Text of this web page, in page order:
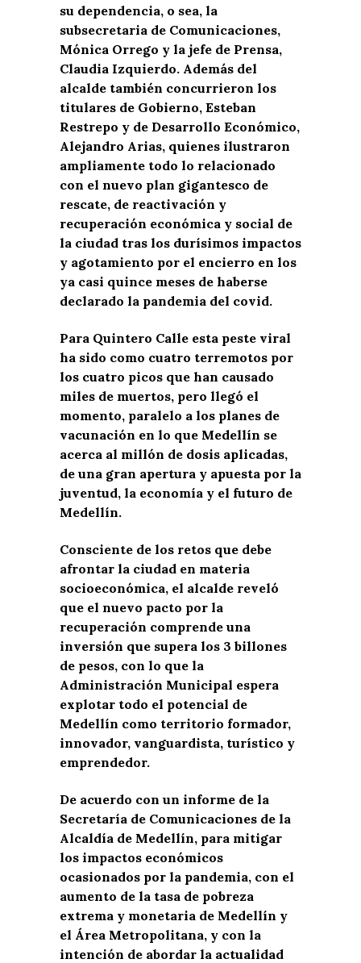
su dependencia, o sea, la
subsecretaria de Comunicaciones,
Mónica Orrego y la jefe de Prensa,
Claudia Izquierdo. Además del
alcalde también concurrieron los
titulares de Gobierno, Esteban
Restrepo y de Desarrollo Económico,
Alejandro Arias, quienes ilustraron
ampliamente todo lo relacionado
con el nuevo plan gigantesco de
rescate, de reactivación y
recuperación económica y social de
la ciudad tras los durísimos impactos
y agotamiento por el encierro en los
ya casi quince meses de haberse
declarado la pandemia del covid.
Para Quintero Calle esta peste viral
ha sido como cuatro terremotos por
los cuatro picos que han causado
miles de muertos, pero llegó el
momento, paralelo a los planes de
vacunación en lo que Medellín se
acerca al millón de dosis aplicadas,
de una gran apertura y apuesta por la
juventud, la economía y el futuro de
Medellín.
Consciente de los retos que debe
afrontar la ciudad en materia
socioeconómica, el alcalde reveló
que el nuevo pacto por la
recuperación comprende una
inversión que supera los 3 billones
de pesos, con lo que la
Administración Municipal espera
explotar todo el potencial de
Medellín como territorio formador,
innovador, vanguardista, turístico y
emprendedor.
De acuerdo con un informe de la
Secretaría de Comunicaciones de la
Alcaldía de Medellín, para mitigar
los impactos económicos
ocasionados por la pandemia, con el
aumento de la tasa de pobreza
extrema y monetaria de Medellín y
el Área Metropolitana, y con la
intención de abordar la actualidad